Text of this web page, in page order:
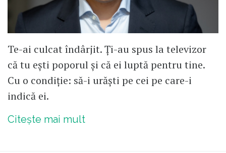
Te-ai culcat îndârjit. Ți-au spus la televizor
că tu ești poporul și că ei luptă pentru tine.
Cu o condiție: să-i urăști pe cei pe care-i
indică ei.
Citește mai mult